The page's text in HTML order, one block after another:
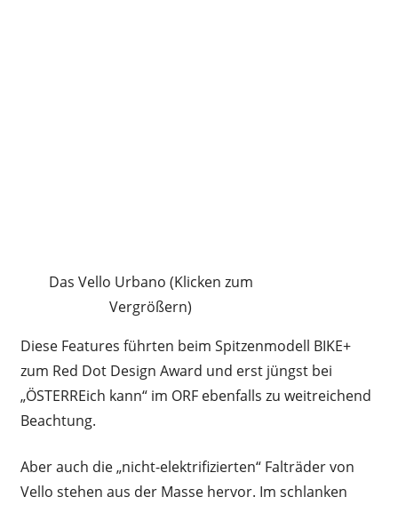
Das Vello Urbano (Klicken zum
Vergrößern)
Diese Features führten beim Spitzenmodell BIKE+
zum Red Dot Design Award und erst jüngst bei
„ÖSTERREich kann“ im ORF ebenfalls zu weitreichend
Beachtung.
Aber auch die „nicht-elektrifizierten“ Falträder von
Vello stehen aus der Masse hervor. Im schlanken